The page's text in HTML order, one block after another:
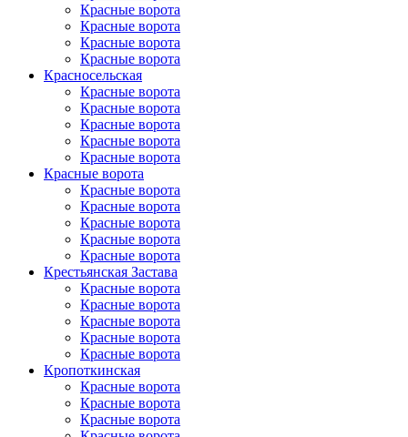
Красные ворота
Красные ворота
Красные ворота
Красные ворота
Красно­сельская
Красные ворота
Красные ворота
Красные ворота
Красные ворота
Красные ворота
Красные ворота
Красные ворота
Красные ворота
Красные ворота
Красные ворота
Красные ворота
Крестьянская Застава
Красные ворота
Красные ворота
Красные ворота
Красные ворота
Красные ворота
Кропоткинс­кая
Красные ворота
Красные ворота
Красные ворота